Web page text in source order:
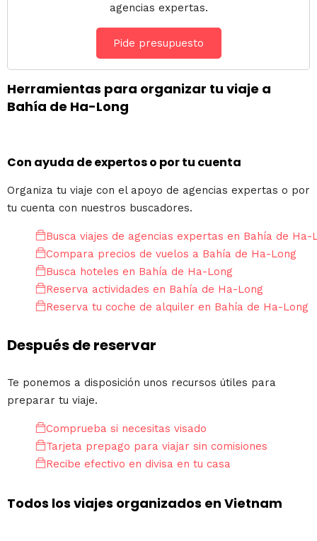
agencias expertas.
Pide presupuesto
Herramientas para organizar tu viaje a
Bahía de Ha-Long
Con ayuda de expertos o por tu cuenta
Organiza tu viaje con el apoyo de agencias expertas o por
tu cuenta con nuestros buscadores.
Busca viajes de agencias expertas en Bahía de Ha-
Compara precios de vuelos a Bahía de Ha-Long
Busca hoteles en Bahía de Ha-Long
Reserva actividades en Bahía de Ha-Long
Reserva tu coche de alquiler en Bahía de Ha-Long
Después de reservar
Te ponemos a disposición unos recursos útiles para
preparar tu viaje.
Comprueba si necesitas visado
Tarjeta prepago para viajar sin comisiones
Recibe efectivo en divisa en tu casa
Todos los viajes organizados en Vietnam